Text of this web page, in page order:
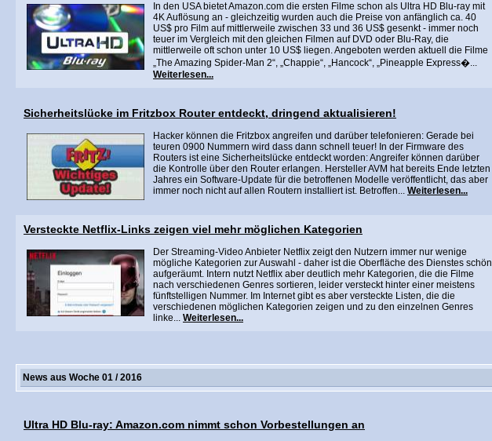
In den USA bietet Amazon.com die ersten Filme schon als Ultra HD Blu-ray mit
4K Auflösung an - gleichzeitig wurden auch die Preise von anfänglich ca. 40
US$ pro Film auf mittlerweile zwischen 33 und 36 US$ gesenkt - immer noch
teuer im Vergleich mit den gleichen Filmen auf DVD oder Blu-Ray, die
mittlerweile oft schon unter 10 US$ liegen. Angeboten werden aktuell die Filme
„The Amazing Spider-Man 2“, „Chappie“, „Hancock“, „Pineapple Express�...
Weiterlesen...
Sicherheitslücke im Fritzbox Router entdeckt, dringend aktualisieren!
Hacker können die Fritzbox angreifen und darüber telefonieren: Gerade bei
teuren 0900 Nummern wird dass dann schnell teuer! In der Firmware des
Routers ist eine Sicherheitslücke entdeckt worden: Angreifer können darüber
die Kontrolle über den Router erlangen. Hersteller AVM hat bereits Ende letzten
Jahres ein Software-Update für die betroffenen Modelle veröffentlicht, das aber
immer noch nicht auf allen Routern installiert ist. Betroffen... Weiterlesen...
Versteckte Netflix-Links zeigen viel mehr möglichen Kategorien
Der Streaming-Video Anbieter Netflix zeigt den Nutzern immer nur wenige
mögliche Kategorien zur Auswahl - daher ist die Oberfläche des Dienstes schön
aufgeräumt. Intern nutzt Netflix aber deutlich mehr Kategorien, die die Filme
nach verschiedenen Genres sortieren, leider versteckt hinter einer meistens
fünftstelligen Nummer. Im Internet gibt es aber versteckte Listen, die die
verschiedenen möglichen Kategorien zeigen und zu den einzelnen Genres
linke... Weiterlesen...
News aus Woche 01 / 2016
Ultra HD Blu-ray: Amazon.com nimmt schon Vorbestellungen an